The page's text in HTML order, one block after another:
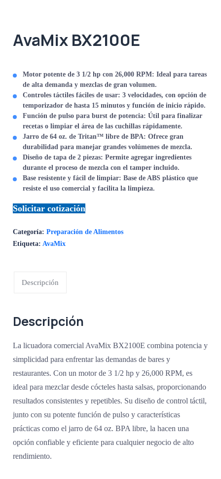
AvaMix BX2100E
Motor potente de 3 1/2 hp con 26,000 RPM: Ideal para tareas
de alta demanda y mezclas de gran volumen.
Controles táctiles fáciles de usar: 3 velocidades, con opción de
temporizador de hasta 15 minutos y función de inicio rápido.
Función de pulso para burst de potencia: Útil para finalizar
recetas o limpiar el área de las cuchillas rápidamente.
Jarro de 64 oz. de Tritan™ libre de BPA: Ofrece gran
durabilidad para manejar grandes volúmenes de mezcla.
Diseño de tapa de 2 piezas: Permite agregar ingredientes
durante el proceso de mezcla con el tamper incluido.
Base resistente y fácil de limpiar: Base de ABS plástico que
resiste el uso comercial y facilita la limpieza.
Solicitar cotización
Categoría:Preparación de Alimentos
Etiqueta: AvaMix
Descripción
Descripción
La licuadora comercial AvaMix BX2100E combina potencia y
simplicidad para enfrentar las demandas de bares y
restaurantes. Con un motor de 3 1/2 hp y 26,000 RPM, es
ideal para mezclar desde cócteles hasta salsas, proporcionando
resultados consistentes y repetibles. Su diseño de control táctil,
junto con su potente función de pulso y características
prácticas como el jarro de 64 oz. BPA libre, la hacen una
opción confiable y eficiente para cualquier negocio de alto
rendimiento.